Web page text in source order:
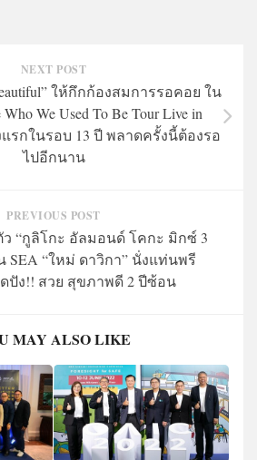
NEXT POST
ให้กึกก้องสมการรอคอย ใน
Who We Used To Be Tour Live in
แรกในรอบ 13 ปี พลาดครั้งนี้ต้องรอ
ไปอีกนาน
PREVIOUS POST
ว “กูลิโกะ อัลมอนด์ โคกะ มิกซ์ 3
SEA “ใหม่ ดาวิกา” นั่งแท่นพรี
ดปัง!! สวย สุขภาพดี 2 ปีซ้อน
MAY ALSO LIKE